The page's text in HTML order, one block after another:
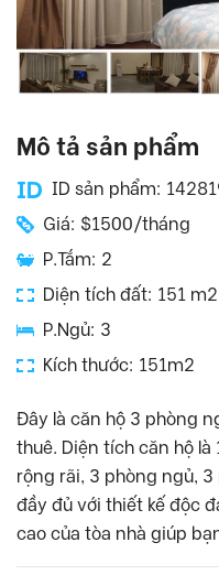
Mô tả sản phẩm
ID sản phẩm:
Giá: $1500/tháng
P.Tắm: 2
Diện tích đất: 151 m2
P.Ngủ: 3
Kích thước: 151m2
Đây là căn hộ 3 phòng
thuê. Diện tích căn hộ
rộng rãi, 3 phòng ngủ,
đầy đủ với thiết kế độc
cao của tòa nhà giúp